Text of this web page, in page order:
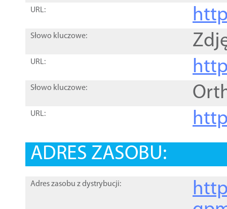
URL:
Słowo kluczowe:
URL:
Słowo kluczowe:
URL:
ADRES ZASOBU:
Adres zasobu z dystrybucji: